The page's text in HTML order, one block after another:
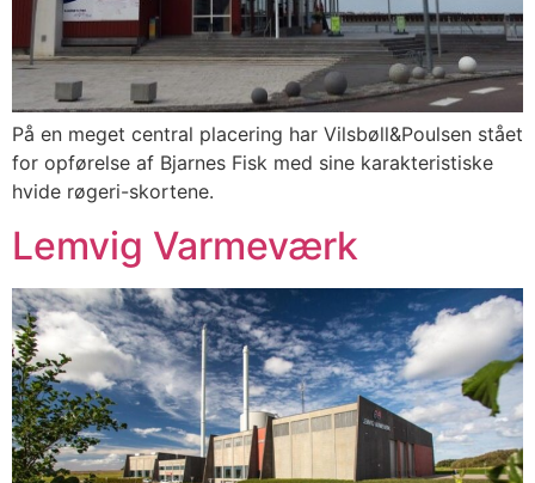
På en meget central placering har Vilsbøll&Poulsen stået
for opførelse af Bjarnes Fisk med sine karakteristiske
hvide røgeri-skortene.
Lemvig Varmeværk